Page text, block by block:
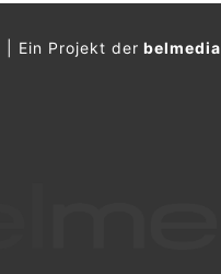
Ein Projekt derbelmedia